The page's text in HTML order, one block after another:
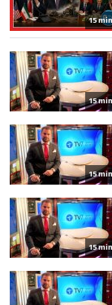
15 min
15 min
15 min
15 min